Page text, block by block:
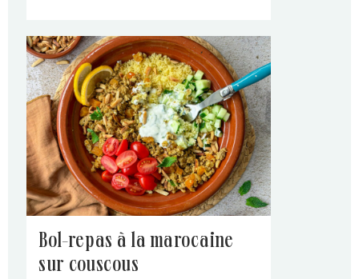
bol-repas à la marocaine
sur couscous